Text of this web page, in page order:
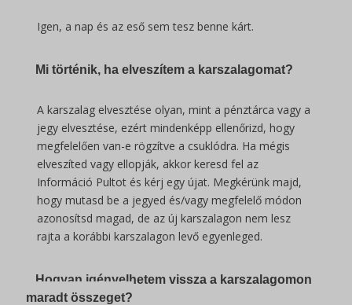
Igen, a nap és az eső sem tesz benne kárt.
Mi történik, ha elveszítem a karszalagomat?
A karszalag elvesztése olyan, mint a pénztárca vagy a
jegy elvesztése, ezért mindenképp ellenőrizd, hogy
megfelelően van-e rögzítve a csuklódra. Ha mégis
elveszíted vagy ellopják, akkor keresd fel az
Információ Pultot és kérj egy újat. Megkérünk majd,
hogy mutasd be a jegyed és/vagy megfelelő módon
azonosítsd magad, de az új karszalagon nem lesz
rajta a korábbi karszalagon levő egyenleged.
Hogyan igényelhetem vissza a karszalagomon
maradt összeget?